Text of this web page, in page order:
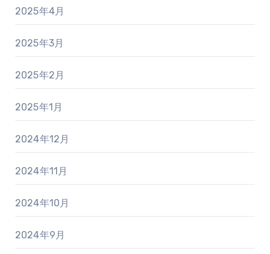
2025年4月
2025年3月
2025年2月
2025年1月
2024年12月
2024年11月
2024年10月
2024年9月